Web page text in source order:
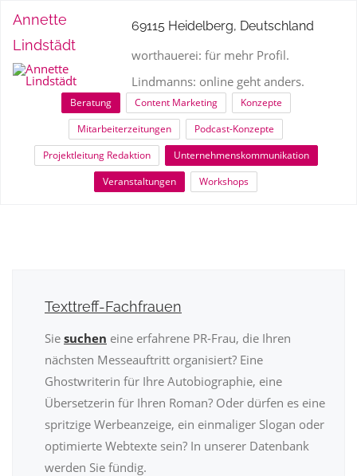
Annette
Lindstädt
69115 Heidelberg, Deutschland
worthauerei: für mehr Profil.
Lindmanns: online geht anders.
Beratung Content Marketing
Konzepte
Mitarbeiterzeitungen
Podcast-Konzepte
Projektleitung Redaktion
Unternehmenskommunikation
Veranstaltungen
Workshops
Texttreff-Fachfrauen
Sie suchen eine erfahrene PR-Frau, die Ihren
nächsten Messeauftritt organisiert? Eine
Ghostwriterin für Ihre Autobiographie, eine
Übersetzerin für Ihren Roman? Oder dürfen es eine
spritzige Werbeanzeige, ein einmaliger Slogan oder
optimierte Webtexte sein? In unserer Datenbank
werden Sie fündig.